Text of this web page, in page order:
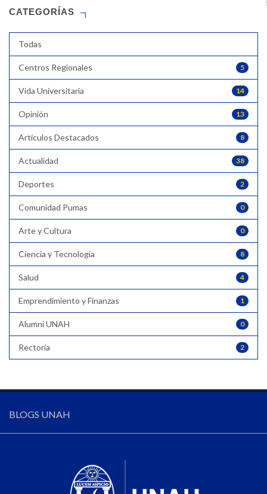
CATEGORÍAS
Todas
5
Centros Regionales
14
Vida Universitaria
13
Opinión
8
Artículos Destacados
38
Actualidad
2
Deportes
0
Comunidad Pumas
0
Arte y Cultura
8
Ciencia y Tecnología
4
Salud
1
Emprendimiento y Finanzas
0
Alumni UNAH
2
Rectoría
BLOGS UNAH